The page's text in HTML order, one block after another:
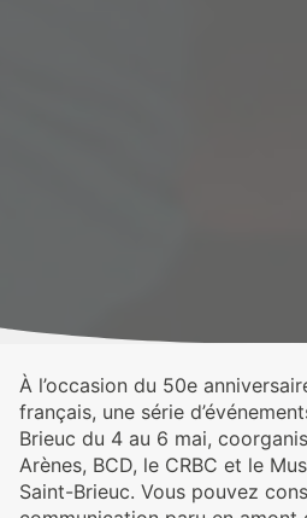
À l’occasion du 50e
français, une série
Brieuc du 4 au 6 mai,
Arènes, BCD, le CRBC et le
Saint-Brieuc. Vous pouvez